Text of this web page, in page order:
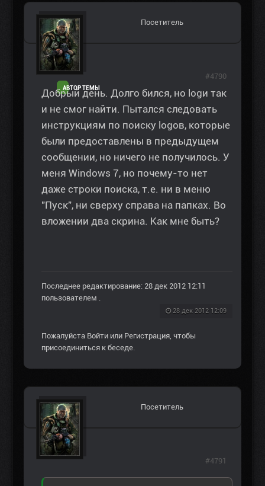
АВТОР ТЕМЫ
Посетитель
Добрый день. Долго бился, но logи так
и не смог найти. Пытался следовать
инструкциям по поиску logов, которые
были предоставлены в предыдущем
сообщении, но ничего не получилось. У
меня Windows 7, но почему-то нет
даже строки поиска, т.е. ни в меню
"Пуск", ни сверху справа на папках. Во
вложении два скрина. Как мне быть?
Последнее редактирование: 28 дек 2012 12:11
пользователем
28 дек 2012 12:09
#4790
Пожалуйста Войти или Регистрация , чтобы
присоединиться к беседе.
Посетитель
#4791